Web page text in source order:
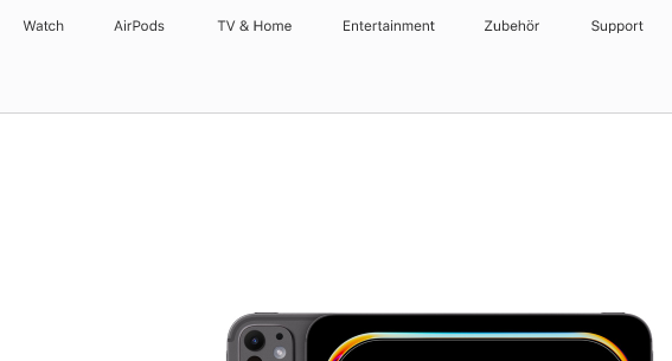
Watch AirPods TV & Home Entertainment Zubehör Support